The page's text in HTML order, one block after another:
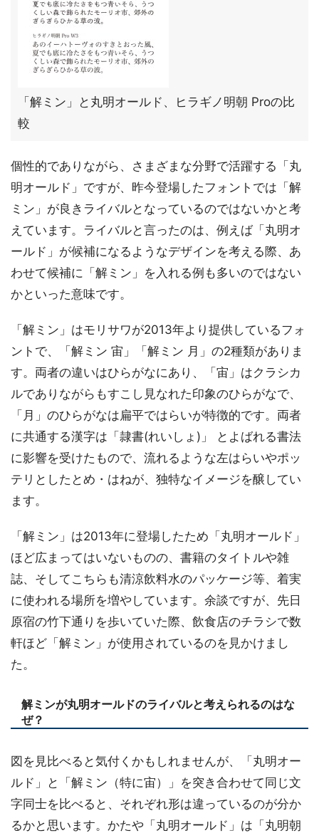
「解ミン」と丸明オールド、ヒラギノ明朝 Proの比
較
個性的でありながら、さまざまな分野で活躍する「丸
明オールド」ですが、昨今登場したフォントでは「解
ミン」が良きライバルとなっているのではないかと考
えています。ライバルと言ったのは、例えば「丸明オ
ールド」が候補になるようなデザインを考える際、あ
わせて候補に「解ミン」を入れる例も多いのではない
かといった意味です。
「解ミン」はモリサワが2013年より提供しているフォ
ントで、「解ミン 宙」「解ミン 月」の2種類がありま
す。両者の違いはひらがなにあり、「宙」はクラシカ
ルでありながらもすこし見なれた印象のひらがなで、
「月」のひらがなは扁平ではらいが特徴的です。両者
に共通する漢字は「隷書(れいしょ)」 とよばれる書法
に影響を受けたもので、流れるような左はらいやポッ
テリとしたとめ・はねが、独特なイメージを醸してい
ます。
「解ミン」は2013年に登場したため「丸明オールド」
ほど広まってはいないものの、書籍のタイトルや雑
誌、そしてこちらも清涼飲料水のパッケージ等、着実
に使われる場所を増やしています。余談ですが、先日
原宿の竹下通りを歩いていた際、飲食店のチラシで数
軒ほど「解ミン」が使用されているのを見かけまし
た。
解ミンが丸明オールドのライバルと考えられるのはな
ぜ？
図を見比べると気付くかもしれませんが、「丸明オー
ルド」と「解ミン（特に宙）」を突き合わせて同じ文
字同士を比べると、それぞれ形は違っているのが分か
るかと思います。かたや「丸明オールド」は「丸明朝